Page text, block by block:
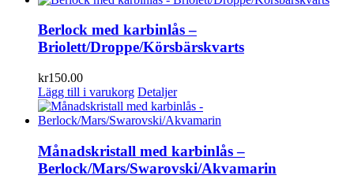
Berlock med karbinlås –
Briolett/Droppe/Körsbärskvarts
kr150.00
Lägg till i varukorg Detaljer
Månadskristall med karbinlås –
Berlock/Mars/Swarovski/Akvamarin